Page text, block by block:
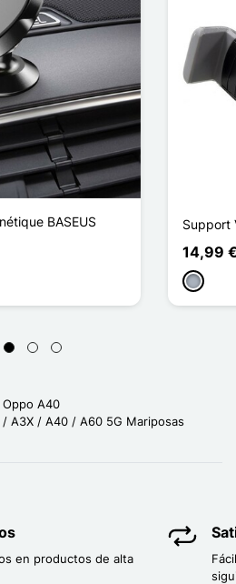
BASEUS
Support
14,99
Gris
Oppo A40
A3X / A40 / A60 5G Mariposas
en productos de alta